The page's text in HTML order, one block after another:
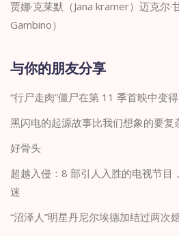
贾娜·克莱默（Jana kramer）迈克尔·
Gambino）
与你的朋友分享
“行尸走肉”僵尸在第 11 季首映中变
黑闪电的起源故事比我们想象的要复
好骨头
超越入侵：8 部引人入胜的电视节目
迷
“沼泽人”明星丹尼尔埃德加结过两